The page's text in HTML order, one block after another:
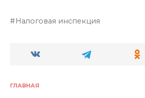
Налоговая инспекция
ГЛАВНАЯ